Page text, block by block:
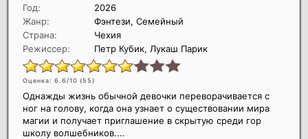
Год:
2026
Жанр:
Фэнтези, Семейный
Страна:
Чехия
Режиссер:
Петр Кубик, Лукаш Парик
Оценка: 6.6/10 (55)
Однажды жизнь обычной девочки переворачивается с
ног на голову, когда она узнает о существовании мира
магии и получает приглашение в скрытую среди гор
школу волшебников....